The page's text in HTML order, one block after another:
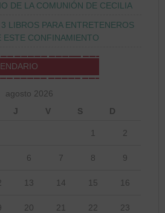
DE LA COMUNIÓN DE CECILIA
LIBROS PARA ENTRETENEROS
ESTE CONFINAMIENTO
agosto 2026
J V S D
1 2
6 7 8 9
13 14 15 16
20 21 22 23